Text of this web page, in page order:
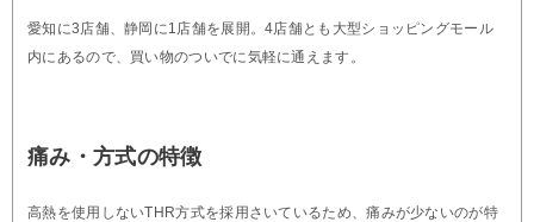
愛知に3店舗、静岡に1店舗を展開。4店舗とも大型ショッピングモール
内にあるので、買い物のついでに気軽に通えます。
痛み・方式の特徴
高熱を使用しないTHR方式を採用さいているため、痛みが少ないのが特